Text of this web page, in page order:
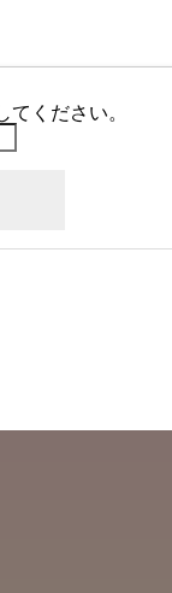
てください。